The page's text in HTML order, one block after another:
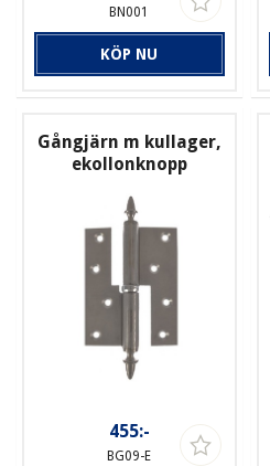
BN001
KÖP NU
Gångjärn m kullager,
ekollonknopp
455:-
BG09-E